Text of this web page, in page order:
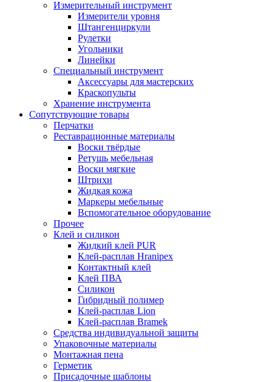
Измерительный инструмент
Измерители уровня
Штангенциркули
Рулетки
Угольники
Линейки
Специальный инструмент
Аксессуары для мастерских
Краскопульты
Хранение инструмента
Сопутствующие товары
Перчатки
Реставрационные материалы
Воски твёрдые
Ретушь мебельная
Воски мягкие
Штрихи
Жидкая кожа
Маркеры мебельные
Вспомогательное оборудование
Прочее
Клей и силикон
Жидкий клей PUR
Клей-расплав Hranipex
Контактный клей
Клей ПВА
Силикон
Гибридный полимер
Клей-расплав Lion
Клей-расплав Bramek
Средства индивидуальной защиты
Упаковочные материалы
Монтажная пена
Герметик
Присадочные шаблоны